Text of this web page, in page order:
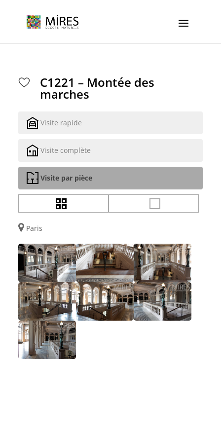
C1221 – Montée des
marches
Visite rapide
Visite complète
Visite par pièce
Paris